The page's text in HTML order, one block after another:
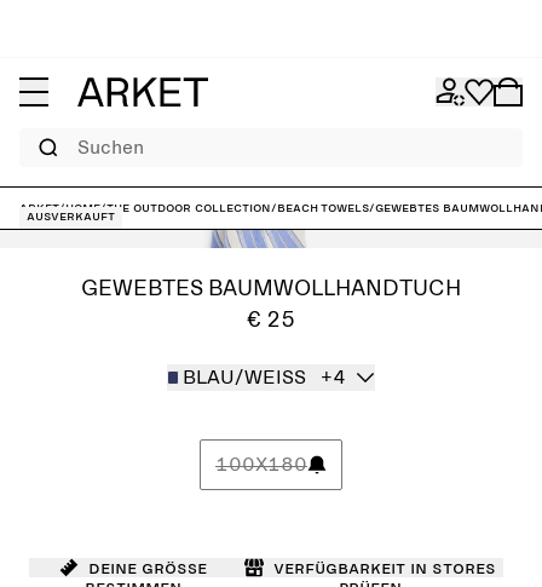
Suchen
ARKET/Home/The outdoor collection/Beach Towels/Gewebtes
Ausverkauft
GEWEBTES BAUMWOLLHANDTUCH
€ 25
BLAU/WEISS +4
100X180
Deine Größe
Verfügbarkeit in Stores